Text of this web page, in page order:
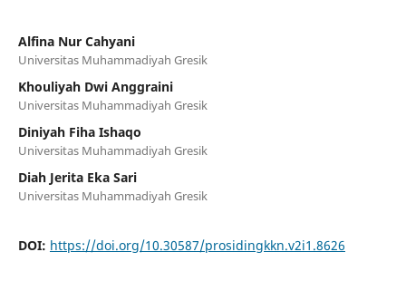
Alfina Nur Cahyani
Universitas Muhammadiyah Gresik
Khouliyah Dwi Anggraini
Universitas Muhammadiyah Gresik
Diniyah Fiha Ishaqo
Universitas Muhammadiyah Gresik
Diah Jerita Eka Sari
Universitas Muhammadiyah Gresik
DOI: https://doi.org/10.30587/prosidingkkn.v2i1.8626